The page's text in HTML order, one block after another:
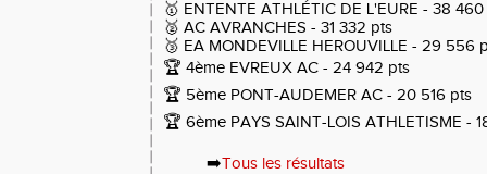
🥇 ENTENTE ATHLÉTIC DE L'EURE - 38
🥈 AC AVRANCHES - 31 332 pts
🥉 EA MONDEVILLE HEROUVILLE - 29 556
🏆 4ème EVREUX AC - 24 942 pts
🏆 5ème PONT-AUDEMER AC - 20 516 pts
🏆 6ème PAYS SAINT-LOIS ATHLETISME -
➡️Tous les résultats